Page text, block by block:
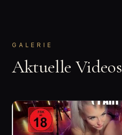
GALERIE
Aktuelle Videos